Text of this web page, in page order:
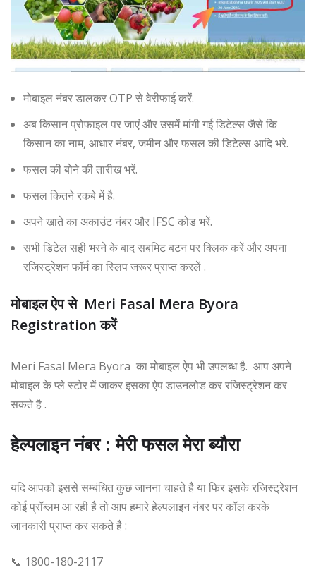
मोबाइल नंबर डालकर OTP से वेरीफाई करें.
अब किसान प्रोफाइल पर जाएं और उसमें मांगी गई डिटेल्स जैसे कि
किसान का नाम, आधार नंबर, जमीन और फसल की डिटेल्स आदि भरे.
फसल की बोने की तारीख भरें.
फसल कितने रकबे में है.
अपने खाते का अकाउंट नंबर और IFSC कोड भरें.
सभी डिटेल सही भरने के बाद सबमिट बटन पर क्लिक करें और अपना
रजिस्ट्रेशन फॉर्म का स्लिप जरूर प्राप्त करलें .
मोबाइल ऐप से Meri Fasal Mera Byora
Registration करें
Meri Fasal Mera Byora का मोबाइल ऐप भी उपलब्ध है. आप अपने
मोबाइल के प्ले स्टोर में जाकर इसका ऐप डाउनलोड कर रजिस्ट्रेशन कर
सकते है .
हेल्पलाइन नंबर : मेरी फसल मेरा ब्यौरा
यदि आपको इससे सम्बंधित कुछ जानना चाहते है या फिर इसके रजिस्ट्रेशन
कोई प्रॉब्लम आ रही है तो आप हमारे हेल्पलाइन नंबर पर कॉल करके
जानकारी प्राप्त कर सकते है :
📞 1800-180-2117